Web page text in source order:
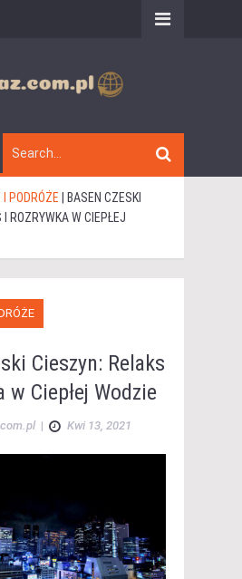
PODRÓŻE
BASEN CZESKI
I ROZRYWKA W CIEPŁEJ
Cieszyn: Relaks
w Ciepłej Wodzie
| Kwi 13, 2021